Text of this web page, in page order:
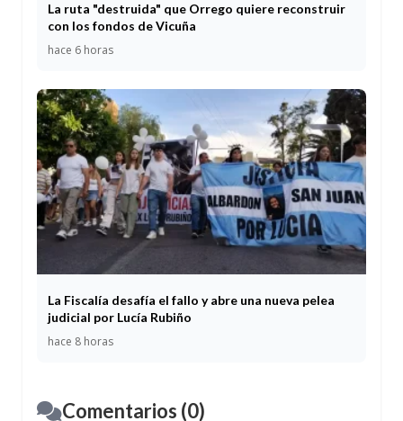
La ruta "destruida" que Orrego quiere reconstruir
con los fondos de Vicuña
hace 6 horas
La Fiscalía desafía el fallo y abre una nueva pelea
judicial por Lucía Rubiño
hace 8 horas
Comentarios (0)